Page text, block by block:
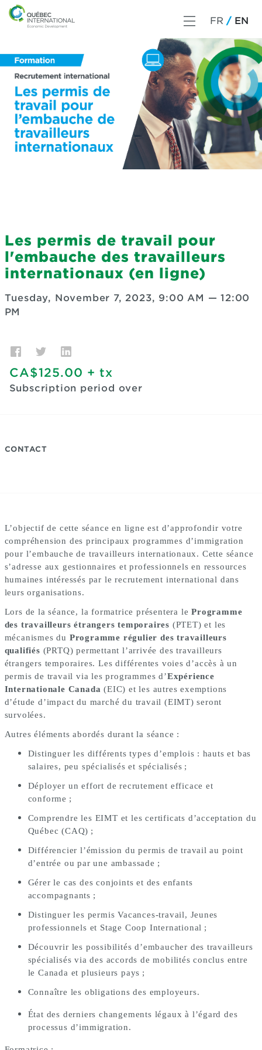
FR EN
Les permis de travail pour
l'embauche des travailleurs
internationaux (en ligne)
Tuesday, November 7, 2023, 9:00 AM —12:00
PM
CA$125.00 + tx
Subscription period over
CONTACT
L’objectif de cette séance en ligne est d’approfondir votre
compréhension des principaux programmes d’immigration
pour l’embauche de travailleurs internationaux. Cette séance
s’adresse aux gestionnaires et professionnels en ressources
humaines intéressés par le recrutement international dans
leurs organisations.
Lors de la séance, la formatrice présentera leProgramme
des travailleurs étrangers temporaires (PTET) et les
mécanismes du Programme régulier des travailleurs
qualifiés (PRTQ) permettant l’arrivée des travailleurs
étrangers temporaires. Les différentes voies d’accès à un
permis de travail via les programmes d’Expérience
Internationale Canada(EIC) et les autres exemptions
d’étude d’impact du marché du travail (EIMT) seront
survolées.
Autres éléments abordés durant la séance :
Distinguer les différents types d’emplois : hauts et bas
salaires, peu spécialisés et spécialisés ;
Déployer un effort de recrutement efficace et
conforme ;
Comprendre les EIMT et les certificats d’acceptation du
Québec (CAQ) ;
Différencier l’émission du permis de travail au point
d’entrée ou par une ambassade ;
Gérer le cas des conjoints et des enfants
accompagnants ;
Distinguer les permis Vacances-travail, Jeunes
professionnels et Stage Coop International ;
Découvrir les possibilités d’embaucher des travailleurs
spécialisés via des accords de mobilités conclus entre
le Canada et plusieurs pays ;
Connaître les obligations des employeurs.
État des derniers changements légaux à l’égard des
processus d’immigration.